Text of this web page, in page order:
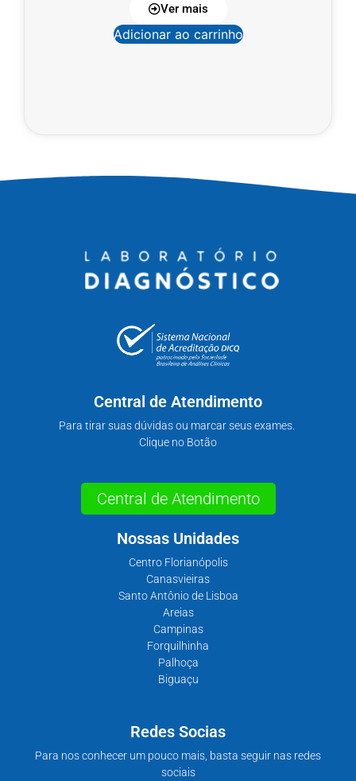
Ver mais
Adicionar ao carrinho
Central de Atendimento
Para tirar suas dúvidas ou marcar seus exames.
Clique no Botão
Central de Atendimento
Nossas Unidades
Centro Florianópolis
Canasvieiras
Santo Antônio de Lisboa
Areias
Campinas
Forquilhinha
Palhoça
Biguaçu
Redes Socias
Para nos conhecer um pouco mais, basta seguir nas redes
sociais